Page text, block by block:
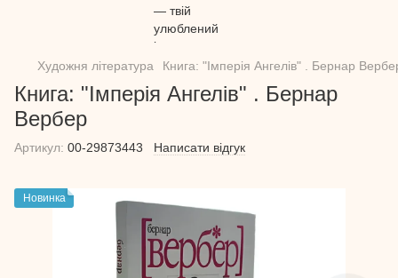
Художня література Книга: "Імперія Ангелів" . Бернар
Книга: "Імперія Ангелів" . Бернар
Вербер
Артикул: 00-29873443 Написати відгук
Новинка